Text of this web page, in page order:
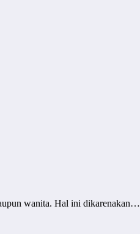
wanita. Hal ini dikarenakan…